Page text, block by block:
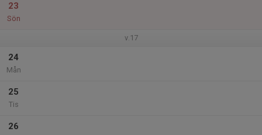
23
Sön
v.17
24
Mån
25
Tis
26